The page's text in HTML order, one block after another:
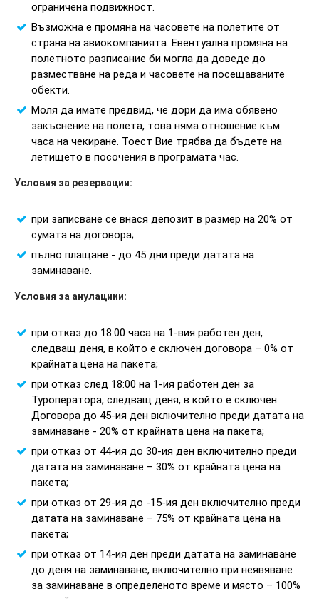
ограничена подвижност.
Възможна е промяна на часовете на полетите от
страна на авиокомпанията. Евентуална промяна на
полетното разписание би могла да доведе до
разместване на реда и часовете на посещаваните
обекти.
Моля да имате предвид, че дори да има обявено
закъснение на полета, това няма отношение към
часа на чекиране. Тоест Вие трябва да бъдете на
летището в посочения в програмата час.
Условия за резервации:
при записване се внася депозит в размер на 20% от
сумата на договора;
пълно плащане - до 45 дни преди датата на
заминаване.
Условия за анулациии:
при отказ до 18:00 часа на 1-вия работен ден,
следващ деня, в който е сключен договора – 0% от
крайната цена на пакета;
при отказ след 18:00 на 1-ия работен ден за
Туроператора, следващ деня, в който е сключен
Договора до 45-ия ден включително преди датата на
заминаване - 20% от крайната цена на пакета;
при отказ от 44-ия до 30-ия ден включително преди
датата на заминаване – 30% от крайната цена на
пакета;
при отказ от 29-ия до -15-ия ден включително преди
датата на заминаване – 75% от крайната цена на
пакета;
при отказ от 14-ия ден преди датата на заминаване
до деня на заминаване, включително при неявяване
за заминаване в определеното време и място – 100%